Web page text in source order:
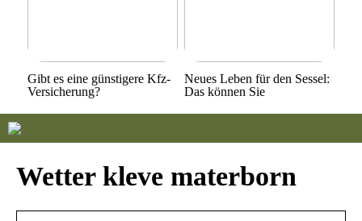
Gibt es eine günstigere Kfz-
Versicherung?
Neues Leben für den Sessel:
Das können Sie
Wetter kleve materborn